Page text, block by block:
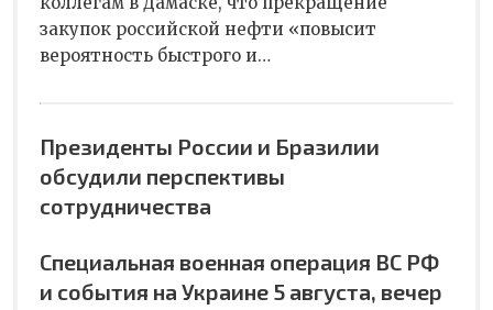
закупок российской нефти «повысит
вероятность быстрого и…
Президенты России и Бразилии
обсудили перспективы
сотрудничества
Специальная военная операция ВС РФ
и события на Украине 5 августа, вечер